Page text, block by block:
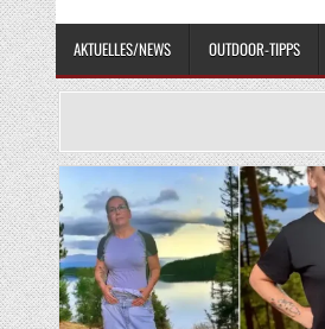
STAY WILD –
AKTUELLES/NEWS OUTDOOR-TIPPS
Posted in